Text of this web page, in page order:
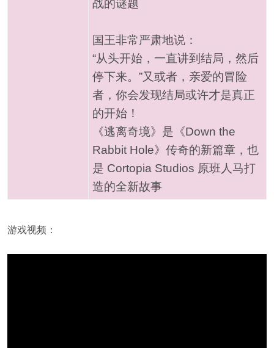
战的谜题
国王非常严肃地说：
“从头开始，一直讲到结局，然后
停下来。”又或者，亲爱的冒险
者，你会发现结局或许才是真正
的开始！
《逃离奇境》是《Down the
Rabbit Hole》传奇的新篇章，也
是 Cortopia Studios 原班人马打
造的全新故事
游戏视频：